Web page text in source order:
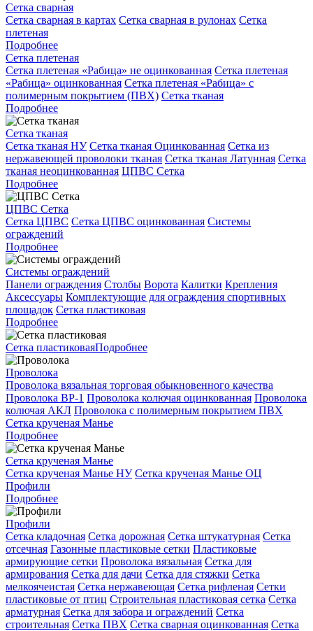
Сетка сварная
Сетка сварная в картах Сетка сварная в рулонах Сетка
плетеная
Подробнее
Сетка плетеная
Сетка плетеная «Рабица» не оцинкованная Сетка плетеная
«Рабица» оцинкованная Сетка плетеная «Рабица» с
полимерным покрытием (ПВХ) Сетка тканая
Подробнее
Сетка тканая
Сетка тканая НУ Сетка тканая Оцинкованная Сетка из
нержавеющей проволоки тканая Сетка тканая Латунная Сетка
тканая неоцинкованная ЦПВС Сетка
Подробнее
ЦПВС Сетка
Сетка ЦПВС Сетка ЦПВС оцинкованная Системы
ограждений
Подробнее
Системы ограждений
Панели ограждения Столбы Ворота Калитки Крепления
Аксессуары Комплектующие для ограждения спортивных
площадок Сетка пластиковая
Подробнее
Сетка пластиковаяПодробнее
Проволока
Проволока вязальная торговая обыкновенного качества
Проволока ВР-1 Проволока колючая оцинкованная Проволока
колючая АКЛ Проволока с полимерным покрытием ПВХ
Сетка крученая Манье
Подробнее
Сетка крученая Манье
Сетка крученая Манье НУ Сетка крученая Манье ОЦ
Профили
Подробнее
Профили
Сетка кладочная Сетка дорожная Сетка штукатурная Сетка
отсечная Газонные пластиковые сетки Пластиковые
армирующие сетки Проволока вязальная Сетка для
армирования Сетка для дачи Сетка для стяжки Сетка
мелкоячеистая Сетка нержавеющая Сетка рифленая Сетки
пластиковые от птиц Строительная пластиковая сетка Сетка
арматурная Сетка для забора и ограждений Сетка
строительная Сетка ПВХ Сетка сварная оцинкованная Сетка